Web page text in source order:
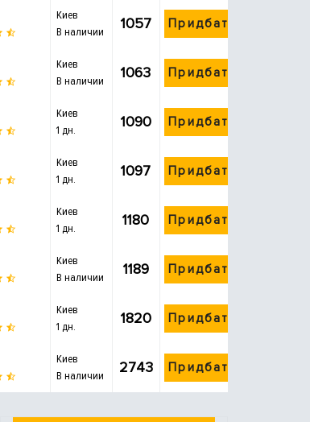
Киев
В наличии
1057 Придбати
Киев
В наличии
1063 Придбати
Киев
1 дн.
1090 Придбати
Киев
1 дн.
1097 Придбати
Киев
1 дн.
1180 Придбати
Киев
В наличии
1189 Придбати
Киев
1 дн.
1820 Придбати
Киев
В наличии
2743 Придбати